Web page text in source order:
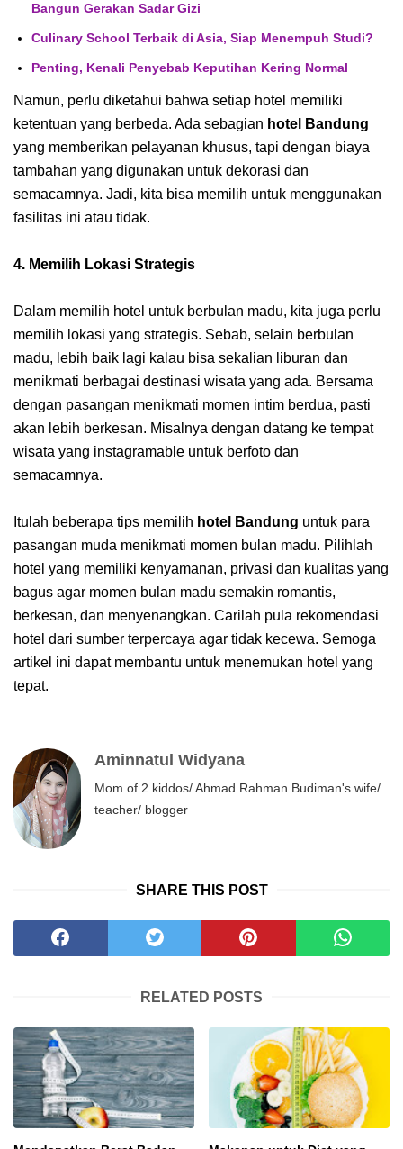
Bangun Gerakan Sadar Gizi
Culinary School Terbaik di Asia, Siap Menempuh Studi?
Penting, Kenali Penyebab Keputihan Kering Normal
Namun, perlu diketahui bahwa setiap hotel memiliki
ketentuan yang berbeda. Ada sebagian hotel Bandung
yang memberikan pelayanan khusus, tapi dengan biaya
tambahan yang digunakan untuk dekorasi dan
semacamnya. Jadi, kita bisa memilih untuk menggunakan
fasilitas ini atau tidak.
4. Memilih Lokasi Strategis
Dalam memilih hotel untuk berbulan madu, kita juga perlu
memilih lokasi yang strategis. Sebab, selain berbulan
madu, lebih baik lagi kalau bisa sekalian liburan dan
menikmati berbagai destinasi wisata yang ada. Bersama
dengan pasangan menikmati momen intim berdua, pasti
akan lebih berkesan. Misalnya dengan datang ke tempat
wisata yang instagramable untuk berfoto dan
semacamnya.
Itulah beberapa tips memilih hotel Bandung untuk para
pasangan muda menikmati momen bulan madu. Pilihlah
hotel yang memiliki kenyamanan, privasi dan kualitas yang
bagus agar momen bulan madu semakin romantis,
berkesan, dan menyenangkan. Carilah pula rekomendasi
hotel dari sumber terpercaya agar tidak kecewa. Semoga
artikel ini dapat membantu untuk menemukan hotel yang
tepat.
Aminnatul Widyana
Mom of 2 kiddos/ Ahmad Rahman Budiman's wife/
teacher/ blogger
SHARE THIS POST
RELATED POSTS